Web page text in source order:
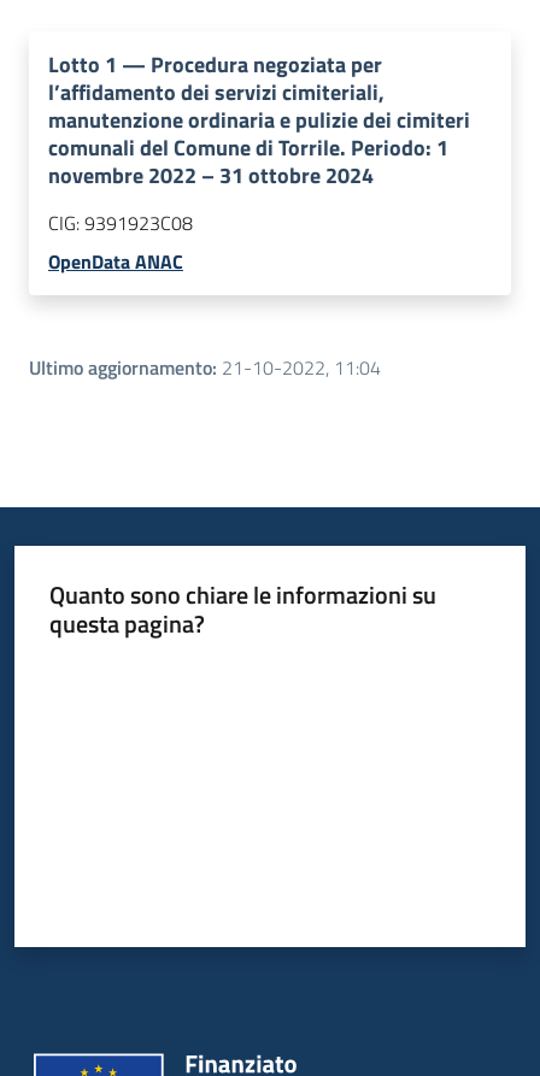
Lotto 1 — Procedura negoziata per
l’affidamento dei servizi cimiteriali,
manutenzione ordinaria e pulizie dei cimiteri
comunali del Comune di Torrile. Periodo: 1
novembre 2022 – 31 ottobre 2024
CIG:9391923C08
OpenData ANAC
Ultimo aggiornamento: 21-10-2022, 11:04
Quanto sono chiare le informazioni su
questa pagina?